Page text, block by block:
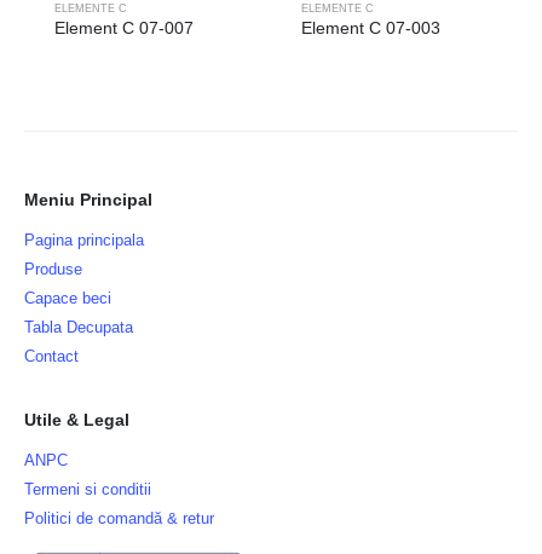
ELEMENTE C
Element C 07-007
ELEMENTE C
Element C 07-003
Meniu Principal
Pagina principala
Produse
Capace beci
Tabla Decupata
Contact
Utile & Legal
ANPC
Termeni si conditii
Politici de comandă & retur